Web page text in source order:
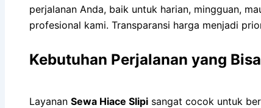
perjalanan Anda, baik untuk harian, mingguan,
profesional kami. Transparansi harga menjadi
Kebutuhan Perjalanan yang
Layanan Sewa Hiace Slipi sangat cocok untuk